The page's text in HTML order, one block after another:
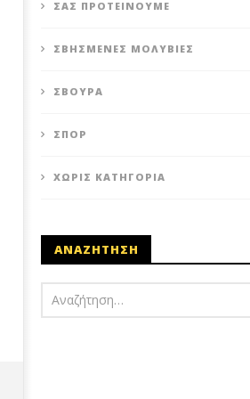
ΣΑΣ ΠΡΟΤΕΊΝΟΥΜΕ
ΣΒΗΣΜΈΝΕΣ ΜΟΛΥΒΙΈΣ
ΣΒΟΎΡΑ
ΣΠΟΡ
ΧΩΡΊΣ ΚΑΤΗΓΟΡΊΑ
ΑΝΑΖΗΤΗΣΗ